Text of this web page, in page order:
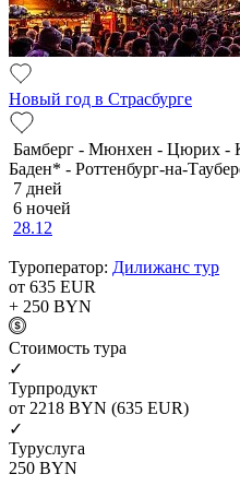
Новый год в Страсбурге
Бамберг - Мюнхен - Цюрих -
Баден* - Роттенбург-на-
7 дней
6 ночей
28.12
Туроператор: Дилижанс тур
от 635 EUR
+ 250 BYN
Cтоимость тура
✓
Турпродукт
от 2218 BYN (635 EUR)
✓
Туруслуга
250 BYN